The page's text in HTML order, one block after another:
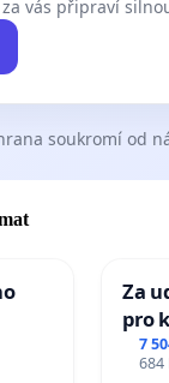
vás připraví
soukromí od
Za
pro
7
684